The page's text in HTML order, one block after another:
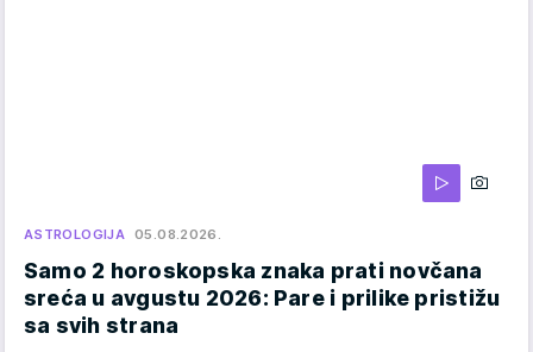
ASTROLOGIJA 05.08.2026.
Samo 2 horoskopska znaka prati novčana
sreća u avgustu 2026: Pare i prilike pristižu
sa svih strana